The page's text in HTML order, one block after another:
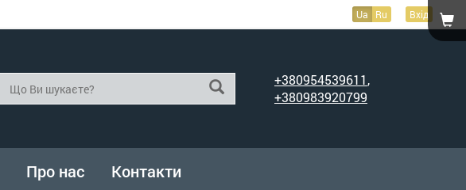
Ua Ru Вхід
+380954539611,
+380983920799
Про нас Контакти